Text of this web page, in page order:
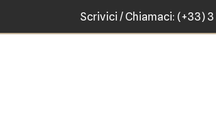
Scrivici / Chiamaci: (+33) 3